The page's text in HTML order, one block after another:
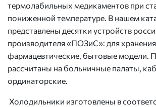
термолабильных медикаментов при
пониженной температуре. В нашем
представлены десятки устройств
производителя «ПОЗиС»: для
фармацевтические, бытовые модели.
рассчитаны на больничные палаты,
ординаторские.
Холодильники изготовлены в